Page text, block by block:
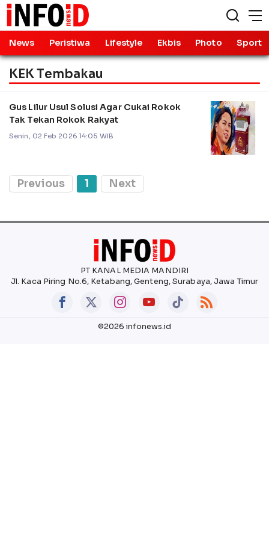
News Peristiwa Lifestyle Ekbis Photo Sport
KEK Tembakau
Gus Lilur Usul Solusi Agar Cukai Rokok
Tak Tekan Rokok Rakyat
Senin, 02 Feb 2026 14:05 WIB
Previous 1 Next
PT KANAL MEDIA MANDIRI
Jl. Kaca Piring No.6, Ketabang, Genteng, Surabaya, Jawa Timur
©2026 infonews.id